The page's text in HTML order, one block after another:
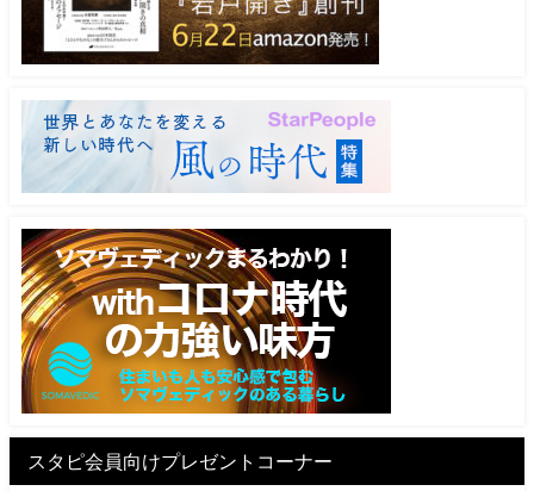
スタピ会員向けプレゼントコーナー